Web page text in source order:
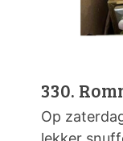
330.
Op